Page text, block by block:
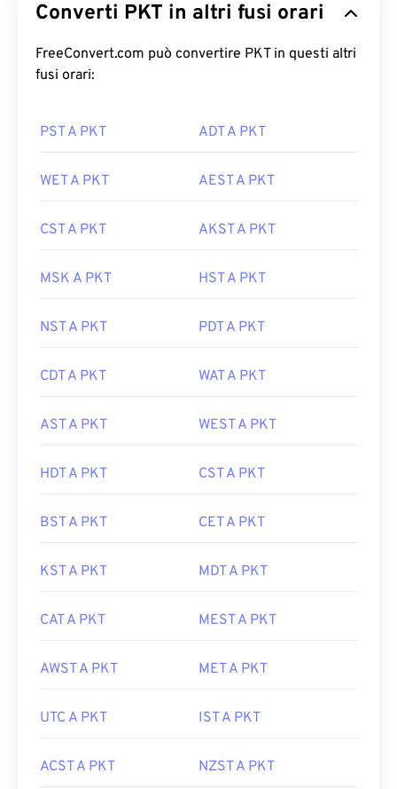
Converti PKT in altri fusi orari
FreeConvert.com può convertire PKT in questi altri
fusi orari:
PST A PKT ADT A PKT
WET A PKT AEST A PKT
CST A PKT AKST A PKT
MSK A PKT HST A PKT
NST A PKT PDT A PKT
CDT A PKT WAT A PKT
AST A PKT WEST A PKT
HDT A PKT CST A PKT
BST A PKT CET A PKT
KST A PKT MDT A PKT
CAT A PKT MEST A PKT
AWST A PKT MET A PKT
UTC A PKT IST A PKT
ACST A PKT NZST A PKT